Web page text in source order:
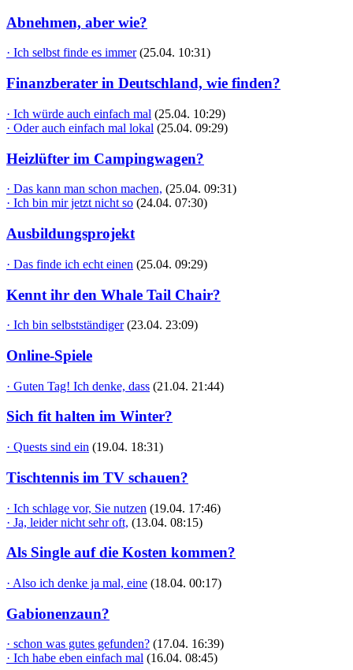
Abnehmen, aber wie?
· Ich selbst finde es immer (25.04. 10:31)
Finanzberater in Deutschland, wie finden?
· Ich würde auch einfach mal (25.04. 10:29)
· Oder auch einfach mal lokal (25.04. 09:29)
Heizlüfter im Campingwagen?
· Das kann man schon machen, (25.04. 09:31)
· Ich bin mir jetzt nicht so (24.04. 07:30)
Ausbildungsprojekt
· Das finde ich echt einen (25.04. 09:29)
Kennt ihr den Whale Tail Chair?
· Ich bin selbstständiger (23.04. 23:09)
Online-Spiele
· Guten Tag! Ich denke, dass (21.04. 21:44)
Sich fit halten im Winter?
· Quests sind ein (19.04. 18:31)
Tischtennis im TV schauen?
· Ich schlage vor, Sie nutzen (19.04. 17:46)
· Ja, leider nicht sehr oft, (13.04. 08:15)
Als Single auf die Kosten kommen?
· Also ich denke ja mal, eine (18.04. 00:17)
Gabionenzaun?
· schon was gutes gefunden? (17.04. 16:39)
· Ich habe eben einfach mal (16.04. 08:45)